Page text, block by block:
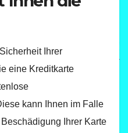
Ihrer
eine Kreditkarte
kann Ihnen im Falle
Ihrer Karte